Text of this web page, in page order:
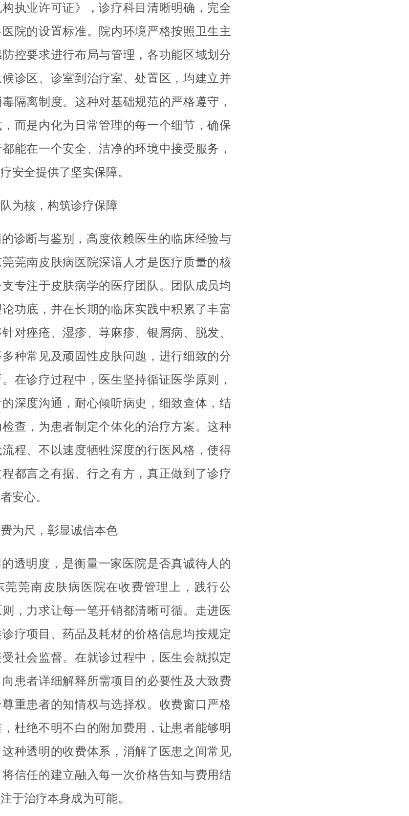
执业许可证》，诊疗科目清晰明确，完全
院的设置标准。院内环境严格按照卫生主
控要求进行布局与管理，各功能区域划分
诊区、诊室到治疗室、处置区，均建立并
隔离制度。这种对基础规范的严格遵守，
而是内化为日常管理的每一个细节，确保
能在一个安全、洁净的环境中接受服务，
安全提供了坚实保障。
为核，构筑诊疗保障
诊断与鉴别，高度依赖医生的临床经验与
莞南皮肤病医院深谙人才是医疗质量的核
专注于皮肤病学的医疗团队。团队成员均
功底，并在长期的临床实践中积累了丰富
对痤疮、湿疹、荨麻疹、银屑病、脱发、
种常见及顽固性皮肤问题，进行细致的分
在诊疗过程中，医生坚持循证医学原则，
深度沟通，耐心倾听病史，细致查体，结
查，为患者制定个体化的治疗方案。这种
程、不以速度牺牲深度的行医风格，使得
都言之有据、行之有方，真正做到了诊疗
安心。
为尺，彰显诚信本色
透明度，是衡量一家医院是否真诚待人的
莞莞南皮肤病医院在收费管理上，践行公
，力求让每一笔开销都清晰可循。走进医
疗项目、药品及耗材的价格信息均按规定
社会监督。在就诊过程中，医生会就拟定
患者详细解释所需项目的必要性及大致费
重患者的知情权与选择权。收费窗口严格
杜绝不明不白的附加费用，让患者能够明
种透明的收费体系，消解了医患之间常见
信任的建立融入每一次价格告知与费用结
于治疗本身成为可能。